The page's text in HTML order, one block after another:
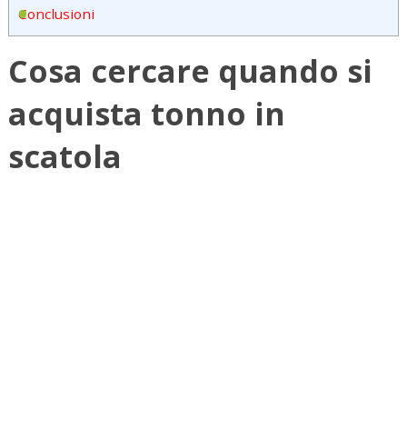
Conclusioni
Cosa cercare quando si
acquista tonno in
scatola